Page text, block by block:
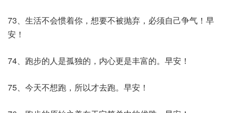
73、生活不会惯着你，想要不被抛弃，必须自己争气！早
安！
74、跑步的人是孤独的，内心更是丰富的。早安！
75、今天不想跑，所以才去跑。早安！